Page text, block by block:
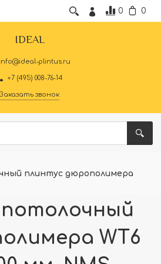
0 0
IDEAL
info@ideal-plintus.ru
+7 (495) 008-76-14
Заказать звонок
плинтус дюрополимера
WT6